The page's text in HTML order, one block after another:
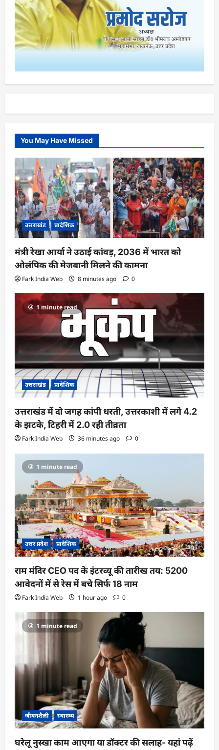
You May Have Missed
उत्तराखंड प्रादेशिक
मंत्री रेखा आर्या ने उठाई कांवड़, 2036 में भारत को
ओलंपिक की मेजबानी मिलने की कामना
Fark India Web 8 minutes ago 0
1 minute read
उत्तराखंड प्रादेशिक
उत्तराखंड में दो जगह कांपी धरती, उत्तरकाशी में लगे 4.2
के झटके, टिहरी में 2.0 रही तीव्रता
Fark India Web 36 minutes ago 0
1 minute read
उत्तर प्रदेश प्रादेशिक
राम मंदिर CEO पद के इंटरव्यू की तारीख तय: 5200
आवेदनों में से रेस में बचे सिर्फ 18 नाम
Fark India Web 1 hour ago 0
1 minute read
जीवनशैली स्वास्थ्य
घरेलू नुस्खा काम आएगा या डॉक्टर की सलाह- यहां पढ़ें